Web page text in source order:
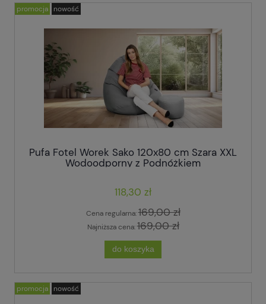
Pufa Fotel Worek Sako 120x80 cm Szara XXL
Wodoodporny z Podnóżkiem
118,30 zł
Cena regularna:169,00 zł
Najniższa cena:169,00 zł
do koszyka
promocja nowość
promocja nowość